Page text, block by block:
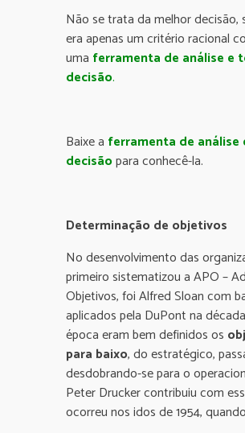
Não se trata da melhor decisão,
era apenas um critério racional
uma ferramenta de análise e
decisão.
Baixe a ferramenta de análise
decisãopara conhecê-la.
Determinação de objetivos
No desenvolvimento das
primeiro sistematizou a APO –
Objetivos, foi Alfred Sloan com
aplicados pela DuPont na
época eram bem definidos os
para baixo, do estratégico,
desdobrando-se para o
Peter Drucker contribuiu com
ocorreu nos idos de 1954,